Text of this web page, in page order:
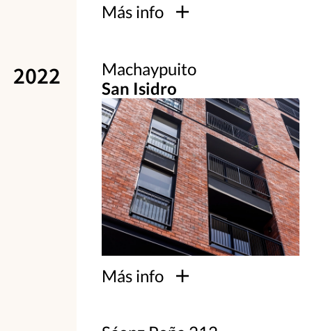
Más info
2022
Machaypuito
San Isidro
Más info